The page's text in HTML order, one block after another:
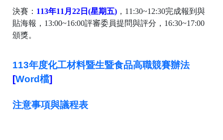
決賽： 113年11月22日(星期五) ，11:30~12:30完成報到與
貼海報，13:00~16:00評審委員提問與評分，16:30~17:00
頒獎。
113年度化工材料暨生暨食品高職競賽辦法
[Word檔]
注意事項與議程表